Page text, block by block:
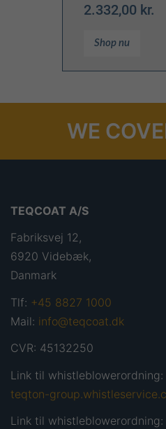
2.332,00 kr.
Shop nu
WE
TEQCOAT A/S
Fabriksvej 12,
6920 Videbæk,
Danmark
Tlf: +45 8827 1000
Mail: info@teqcoat.dk
CVR: 45132250
Link til whistleblowerordning:
teqton-
Link til whistleblowerordning: